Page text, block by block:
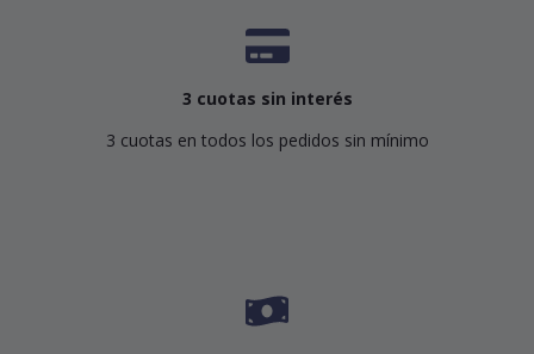
3 cuotas sin interés
3 cuotas en todos los pedidos sin mínimo